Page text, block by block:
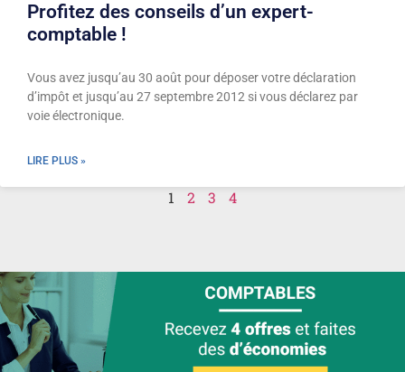
Profitez des conseils d’un expert-
comptable !
Vous avez jusqu’au 30 août pour déposer votre déclaration
d’impôt et jusqu’au 27 septembre 2012 si vous déclarez par
voie électronique.
LIRE PLUS »
1 2 3 4